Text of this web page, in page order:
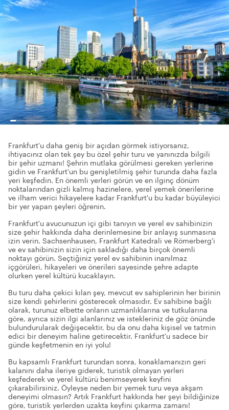
Frankfurt'u daha geniş bir açıdan görmek istiyorsanız,
ihtiyacınız olan tek şey bu özel şehir turu ve yanınızda bilgili
bir şehir uzmanı! Şehrin mutlaka görülmesi gereken yerlerine
gidin ve Frankfurt'un bu genişletilmiş şehir turunda daha fazla
yeri keşfedin. En önemli yerleri görün ve en ilginç dönüm
noktalarından gizli kalmış hazinelere, yerel yemek önerilerine
ve ilham verici hikayelere kadar Frankfurt'u bu kadar büyüleyici
bir yer yapan şeyleri öğrenin.
Frankfurt'u avucunuzun içi gibi tanıyın ve yerel ev sahibinizin
size şehir hakkında daha derinlemesine bir anlayış sunmasına
izin verin. Sachsenhausen, Frankfurt Katedrali ve Römerberg'i
ve ev sahibinizin sizin için sakladığı daha birçok önemli
noktayı görün. Seçtiğiniz yerel ev sahibinin inanılmaz
içgörüleri, hikayeleri ve önerileri sayesinde şehre adapte
olurken yerel kültürü kucaklayın.
Bu turu daha çekici kılan şey, mevcut ev sahiplerinin her birinin
size kendi şehirlerini gösterecek olmasıdır. Ev sahibine bağlı
olarak, turunuz elbette onların uzmanlıklarına ve tutkularına
göre, ayrıca sizin ilgi alanlarınız ve istekleriniz de göz önünde
bulundurularak değişecektir, bu da onu daha kişisel ve tatmin
edici bir deneyim haline getirecektir. Frankfurt'u sadece bir
günde keşfetmenin en iyi yolu!
Bu kapsamlı Frankfurt turundan sonra, konaklamanızın geri
kalanını daha ileriye giderek, turistik olmayan yerleri
keşfederek ve yerel kültürü benimseyerek keyfini
çıkarabilirsiniz. Öyleyse neden bir yemek turu veya akşam
deneyimi olmasın? Artık Frankfurt hakkında her şeyi bildiğinize
göre, turistik yerlerden uzakta keyfini çıkarma zamanı!